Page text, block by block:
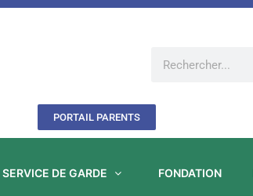
PORTAIL PARENTS
SERVICE DE GARDE FONDATION